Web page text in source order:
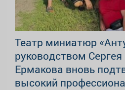
Театр миниатюр
руководством
Ермакова вновь
высокий